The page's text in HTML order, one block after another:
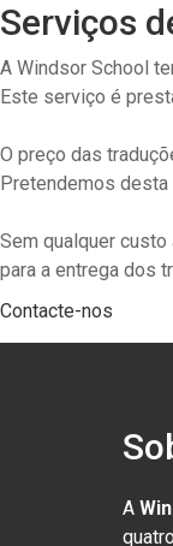
Serviços
A Windsor School
Este serviço é
O preço das
Pretendemos desta
Sem qualquer
para a entrega dos
Contacte-nos
A